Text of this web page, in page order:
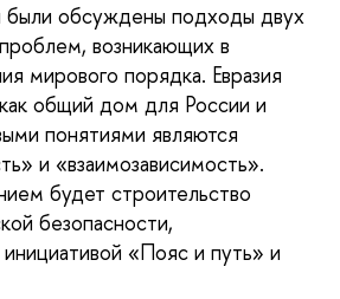
были обсуждены подходы двух
возникающих в
мирового порядка. Евразия
общий дом для России и
понятиями являются
и «взаимозависимость».
будет строительство
безопасности,
«Пояс и путь» и